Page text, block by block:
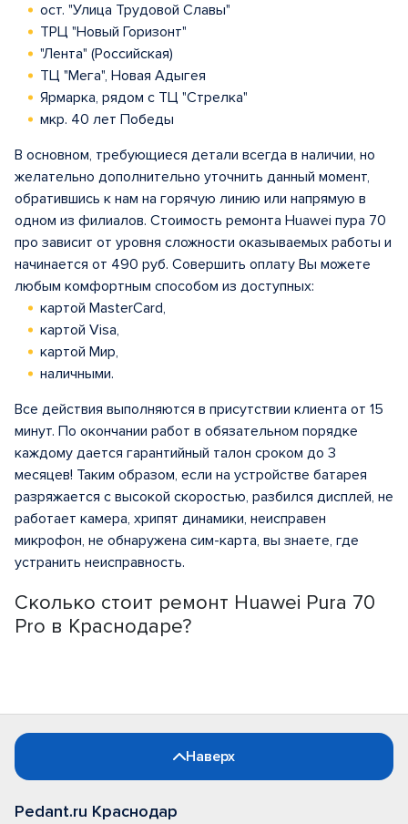
Сколько стоит ремонт Huawei Pura 70
Pro в Краснодаре?
ост. "Улица Трудовой Славы"
ТРЦ "Новый Горизонт"
"Лента" (Российская)
ТЦ "Мега", Новая Адыгея
Ярмарка, рядом с ТЦ "Стрелка"
мкр. 40 лет Победы
В основном, требующиеся детали всегда в наличии, но
желательно дополнительно уточнить данный момент,
обратившись к нам на горячую линию или напрямую в
одном из филиалов. Стоимость ремонта Huawei пура 70
про зависит от уровня сложности оказываемых работы и
начинается от 490 руб. Совершить оплату Вы можете
любым комфортным способом из доступных:
картой MasterCard,
картой Visa,
картой Мир,
наличными.
Все действия выполняются в присутствии клиента от 15
минут. По окончании работ в обязательном порядке
каждому дается гарантийный талон сроком до 3
месяцев! Таким образом, если на устройстве батарея
разряжается с высокой скоростью, разбился дисплей, не
работает камера, хрипят динамики, неисправен
микрофон, не обнаружена сим-карта, вы знаете, где
устранить неисправность.
Наверх
Pedant.ru Краснодар